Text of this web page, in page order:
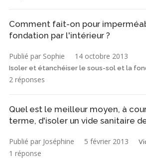
Comment fait-on pour
fondation par l'intérieur ?
Publié par Sophie 14 octobre 2013
Isoler et étanchéiser le sous-sol et la
2 réponses
Quel est le meilleur moyen, à
terme, d'isoler un vide sanitaire
Publié par Joséphine 5 février 2013
1 réponse